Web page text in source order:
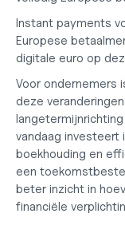
Instant payments
Europese
digitale euro op
Voor ondernemers
deze
vandaag investeert
boekhouding en
een
beter inzicht in
financiële